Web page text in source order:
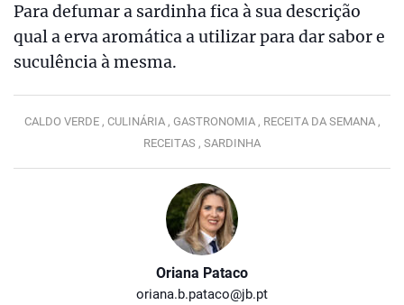
Oriana Pataco
oriana.b.pataco@jb.pt
Para defumar a sardinha fica à sua descrição
qual a erva aromática a utilizar para dar sabor e
suculência à mesma.
CALDO VERDE , CULINÁRIA , GASTRONOMIA , RECEITA DA SEMANA ,
RECEITAS , SARDINHA